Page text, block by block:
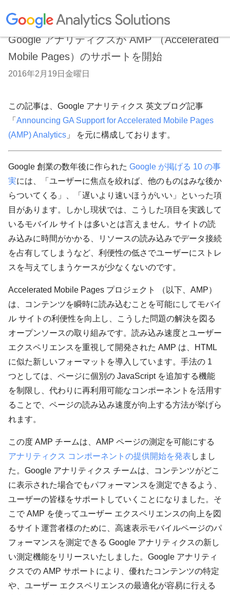
Google アナリティクスが AMP （Accelerated
Mobile Pages）のサポートを開始
2016年2月19日金曜日
この記事は、Google アナリティクス 英文ブログ記事
「 Announcing GA Support for Accelerated Mobile Pages
(AMP) Analytics 」 を元に構成しております。
Google 創業の数年後に作られた Google が掲げる 10 の事
実には、「ユーザーに焦点を絞れば、他のものはみな後か
らついてくる」、「遅いより速いほうがいい」といった項
目があります。しかし現状では、こうした項目を実践して
いるモバイル サイトは多いとは言えません。サイトの読
み込みに時間がかかる、リソースの読み込みでデータ接続
を占有してしまうなど、利便性の低さでユーザーにストレ
スを与えてしまうケースが少なくないのです。
Accelerated Mobile Pages プロジェクト （以下、AMP）
は、コンテンツを瞬時に読み込むことを可能にしてモバイ
ル サイトの利便性を向上し、こうした問題の解決を図る
オープンソースの取り組みです。読み込み速度とユーザー
エクスペリエンスを重視して開発された AMP は、HTML
に似た新しいフォーマットを導入しています。手法の 1
つとしては、ページに個別の JavaScript を追加する機能
を制限し、代わりに再利用可能なコンポーネントを活用す
ることで、ページの読み込み速度が向上する方法が挙げら
れます。
この度 AMP チームは、AMP ページの測定を可能にする
アナリティクス コンポーネントの提供開始を発表 しまし
た。Google アナリティクス チームは、コンテンツがどこ
に表示された場合でもパフォーマンスを測定できるよう、
ユーザーの皆様をサポートしていくことになりました。そ
こで AMP を使ってユーザー エクスペリエンスの向上を図
るサイト運営者様のために、高速表示モバイルページのパ
フォーマンスを測定できる Google アナリティクスの新し
い測定機能をリリースいたしました。Google アナリティ
クスでの AMP サポートにより、優れたコンテンツの特定
や、ユーザー エクスペリエンスの最適化が容易に行える